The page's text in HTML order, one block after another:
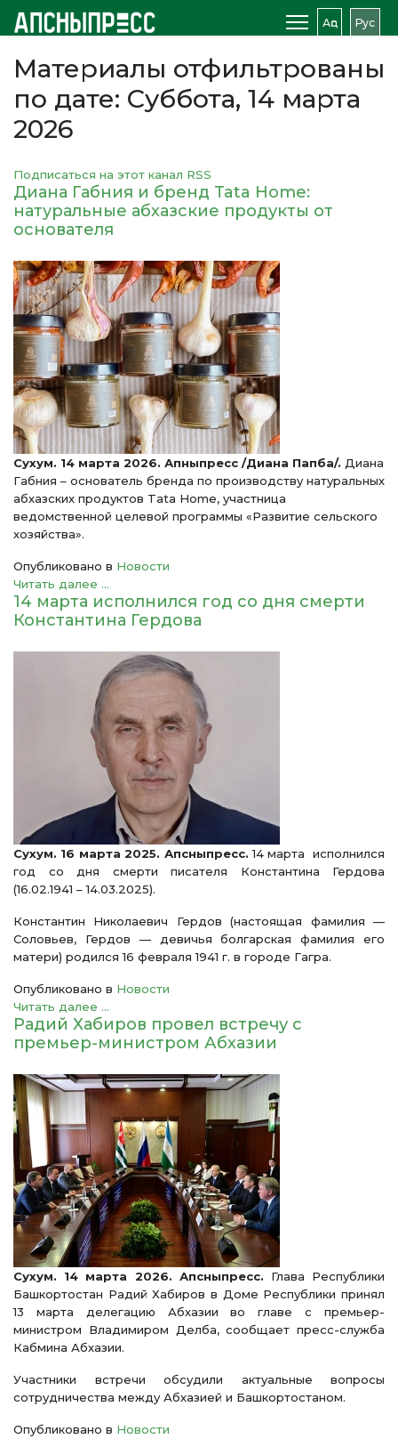
Аԥс Рус
Материалы отфильтрованы
по дате: Суббота, 14 марта
2026
Подписаться на этот канал RSS
Диана Габния и бренд Tata Home:
натуральные абхазские продукты от
основателя
Сухум. 14 марта 2026. Апныпресс /Диана Папба/. Диана
Габния – основатель бренда по производству натуральных
абхазских продуктов Tata Home, участница
ведомственной целевой программы «Развитие сельского
хозяйства».
Опубликовано в Новости
Читать далее ...
14 марта исполнился год со дня смерти
Константина Гердова
Сухум. 16 марта 2025. Апсныпресс. 14 марта исполнился
год со дня смерти писателя Константина Гердова
(16.02.1941 – 14.03.2025).
Константин Николаевич Гердов (настоящая фамилия —
Соловьев, Гердов — девичья болгарская фамилия его
матери) родился 16 февраля 1941 г. в городе Гагра.
Опубликовано в Новости
Читать далее ...
Радий Хабиров провел встречу с
премьер-министром Абхазии
Сухум. 14 марта 2026. Апсныпресс. Глава Республики
Башкортостан Радий Хабиров в Доме Республики принял
13 марта делегацию Абхазии во главе с премьер-
министром Владимиром Делба, сообщает пресс-служба
Кабмина Абхазии.
Участники встречи обсудили актуальные вопросы
сотрудничества между Абхазией и Башкортостаном.
Опубликовано в Новости